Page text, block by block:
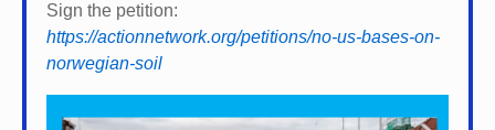
Sign the petition:
https://actionnetwork.org/petitions/no-us-bases-on-
norwegian-soil